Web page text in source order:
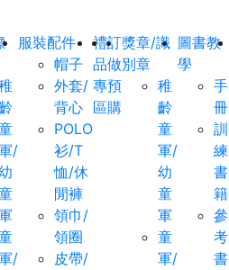
/
/
服裝配件
帽子
外套/
背心
POLO
衫/T
恤/休
閒褲
領巾/
領圈
皮帶/
禮
品
專
區
訂
做
預
購
獎章/識
別章
稚
齡
童
軍/
幼
童
軍
童
軍/
圖書教
學
手
冊
訓
練
書
籍
參
考
書